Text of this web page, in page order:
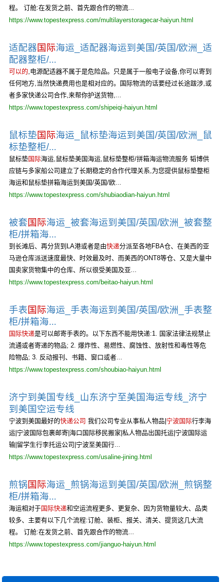
程。 订舱:在发货之前、首先跟合作的物流...
https://www.topestexpress.com/multilayerstoragecar-haiyun.html
适配器国际海运_适配器海运到美国/英国/欧洲_适
配器整柜/...
可以的,电源配适器不属于是危险品。只是属于一般电子设备,你可以寄到
任何地方,当然快递费用也是相对应的。国际物流的话要经过长途跋涉,或
者多家快递公司合作,来帮你护送货物,...
https://www.topestexpress.com/shipeiqi-haiyun.html
鼠标垫国际海运_鼠标垫海运到美国/英国/欧洲_鼠
标垫整柜/...
鼠标垫国际海运,鼠标垫美国海运,鼠标垫整柜/拼箱海运物流服务 韬博供
应链与多家船公司建立了长期稳定的合作代理关系,为您提供鼠标垫整柜
海运和鼠标垫拼箱海运到美国/英国/欧...
https://www.topestexpress.com/shubiaodian-haiyun.html
被套国际海运_被套海运到美国/英国/欧洲_被套整
柜/拼箱海...
到长滩后、再分货到LA港或者是由快递分派至各地FBA仓、在美西的亚
马逊仓库派送速度最快、时效最及时、而美西的ONT8等仓、又是大量中
国卖家货物集中的仓库、所以很受美国及亚...
https://www.topestexpress.com/beitao-haiyun.html
手表国际海运_手表海运到美国/英国/欧洲_手表整
柜/拼箱海...
国际快递是可以邮寄手表的。以下东西不能用快递:1. 国家法律法规禁止
流通或者寄递的物品; 2. 爆炸性、易燃性、腐蚀性、放射性和毒性等危
险物品; 3. 反动报刊、书籍、窗口或者...
https://www.topestexpress.com/shoubiao-haiyun.html
济宁到美国专线_山东济宁至美国海运专线_济宁
到美国空运专线
宁波到美国最好的快递公司 我们公司专业从事私人物品| 宁波国际行李海
运|宁波国际包裹邮寄|海口国际移民搬家|私人物品出国托运|宁波国际运
输|留学生行李托运公司|宁波至美国行...
https://www.topestexpress.com/usaline-jining.html
煎锅国际海运_煎锅海运到美国/英国/欧洲_煎锅整
柜/拼箱海...
海运相对于国际快递和空运流程更多、更复杂、因为货物量较大、品类
较多、主要有以下几个流程:订舱、装柜、报关、清关、提货这几大流
程。 订舱:在发货之前、首先跟合作的物流...
https://www.topestexpress.com/jianguo-haiyun.html